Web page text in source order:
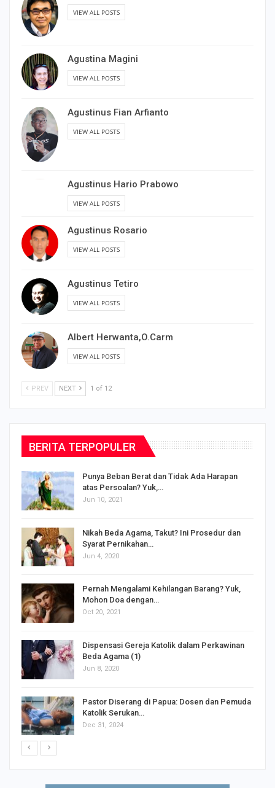
VIEW ALL POSTS
Agustina Magini
VIEW ALL POSTS
Agustinus Fian Arfianto
VIEW ALL POSTS
Agustinus Hario Prabowo
VIEW ALL POSTS
Agustinus Rosario
VIEW ALL POSTS
Agustinus Tetiro
VIEW ALL POSTS
Albert Herwanta,O.Carm
VIEW ALL POSTS
PREV NEXT 1 of 12
BERITA TERPOPULER
Punya Beban Berat dan Tidak Ada Harapan
atas Persoalan? Yuk,…
Jun 10, 2021
Nikah Beda Agama, Takut? Ini Prosedur dan
Syarat Pernikahan…
Jun 4, 2020
Pernah Mengalami Kehilangan Barang? Yuk,
Mohon Doa dengan…
Oct 20, 2021
Dispensasi Gereja Katolik dalam Perkawinan
Beda Agama (1)
Jun 8, 2020
Pastor Diserang di Papua: Dosen dan Pemuda
Katolik Serukan…
Dec 31, 2024